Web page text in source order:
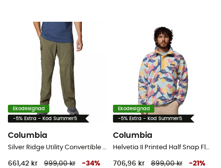
Ekodesignad
-5% Extra - Kod Summer5
Columbia
Silver Ridge Utility Convertible Pant - Vandringsbyxor - Herr
661,42 kr 999,00 kr -34%
Ekodesignad
-5% Extra - Kod Summer5
Columbia
Helvetia II Printed Half Snap Fleece - Fleecetröjor - Herr
706,96 kr 899,00 kr -21 %